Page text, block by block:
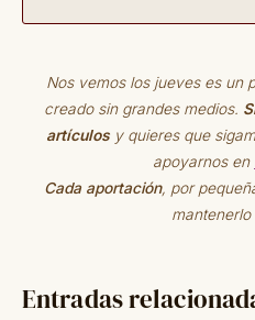
Nos vemos los jueves es un
creado sin grandes medios.
artículosy quieres que
apoyarnos en
Cada aportación, por
mantenerlo
Entradas